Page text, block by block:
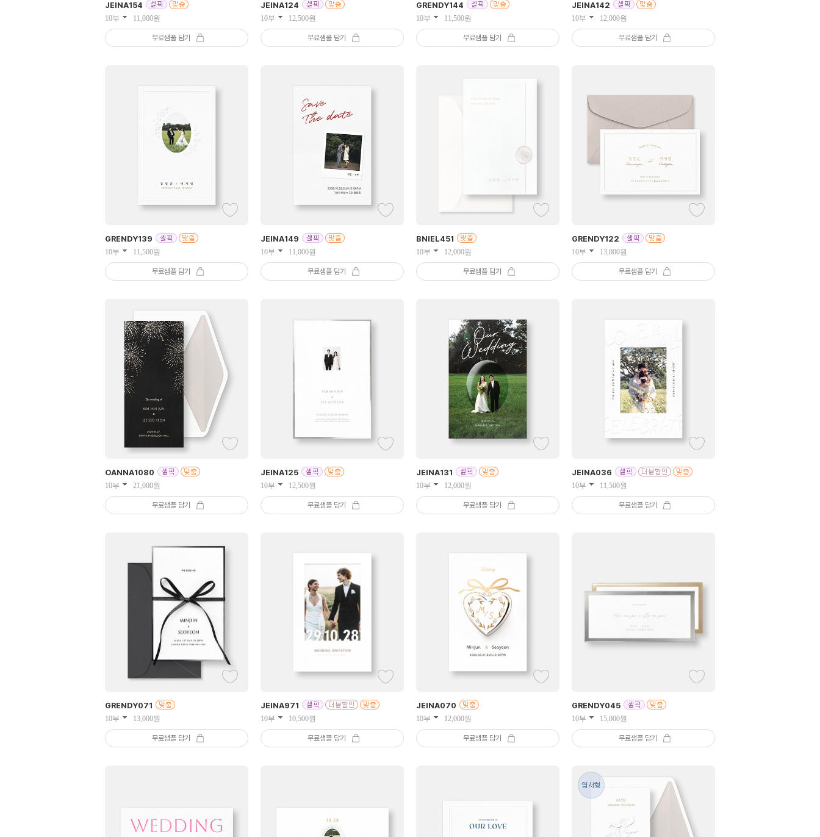
JEINA154
10부 11,000원
무료샘플 담기
JEINA124
10부 12,500원
무료샘플 담기
GRENDY144
10부 11,500원
무료샘플 담기
JEINA142
10부 12,000원
무료샘플 담기
GRENDY139
10부 11,500원
무료샘플 담기
JEINA149
10부 11,000원
무료샘플 담기
BNIEL451
10부 12,000원
무료샘플 담기
GRENDY122
10부 13,000원
무료샘플 담기
OANNA1080
10부 21,000원
무료샘플 담기
JEINA125
10부 12,500원
무료샘플 담기
JEINA131
10부 12,000원
무료샘플 담기
JEINA036
10부 11,500원
무료샘플 담기
GRENDY071
10부 13,000원
무료샘플 담기
JEINA971
10부 10,500원
무료샘플 담기
JEINA070
10부 12,000원
무료샘플 담기
GRENDY045
10부 15,000원
무료샘플 담기